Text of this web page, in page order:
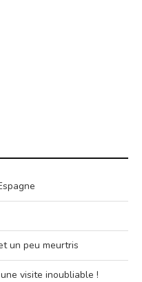
un peu meurtris
visite inoubliable !